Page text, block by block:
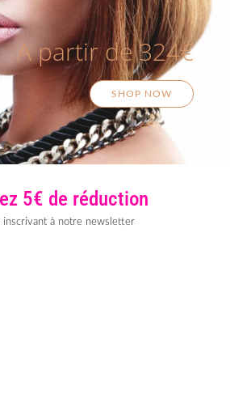
A partir de 324€
SHOP NOW
5€ de réduction
inscrivant à notre newsletter